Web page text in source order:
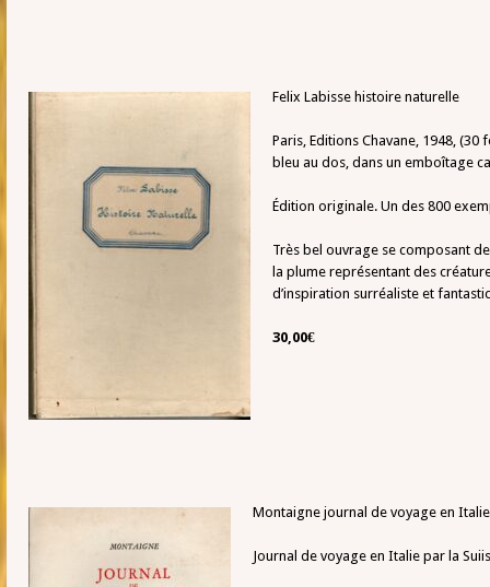
Felix Labisse histoire naturelle
Paris, Editions Chavane, 1948,
bleu au dos, dans un emboîtage
Édition originale. Un des 800
Très bel ouvrage se composant
la plume représentant des
d’inspiration surréaliste et
30,00€
Montaigne journal de voyage en Italie
Journal de voyage en Italie par la